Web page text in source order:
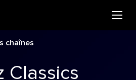
chaînes
Classics